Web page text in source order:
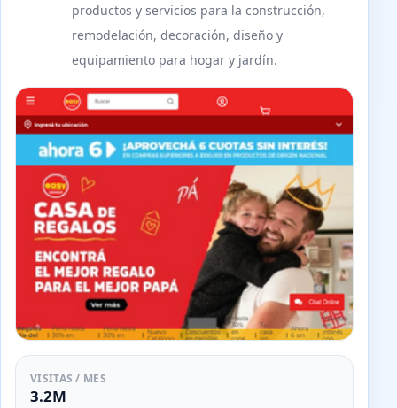
productos y servicios para la construcción,
remodelación, decoración, diseño y
equipamiento para hogar y jardín.
VISITAS / MES
3.2M